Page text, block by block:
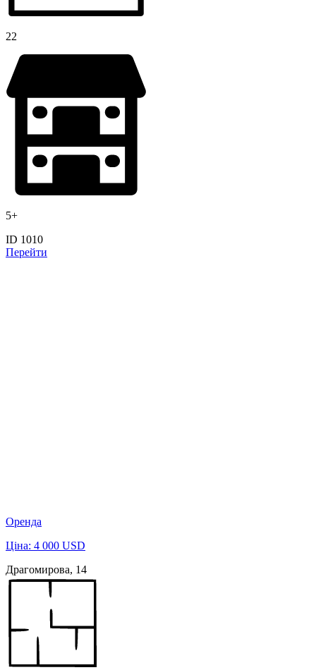
22
5+
ID 1010
Перейти
Оренда
Ціна: 4 000 USD
Драгомирова, 14